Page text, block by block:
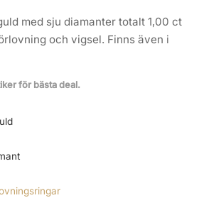
med sju diamanter totalt 1,00 ct
och vigsel. Finns även i
för bästa deal.